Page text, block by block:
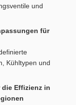
und
für
Kühltypen und
die Effizienz in